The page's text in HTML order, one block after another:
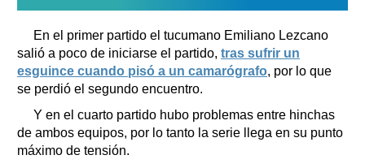
En el primer partido el tucumano Emiliano Lezcano
salió a poco de iniciarse el partido, tras sufrir un
esguince cuando pisó a un camarógrafo, por lo que
se perdió el segundo encuentro.
Y en el cuarto partido hubo problemas entre hinchas
de ambos equipos, por lo tanto la serie llega en su punto
máximo de tensión.